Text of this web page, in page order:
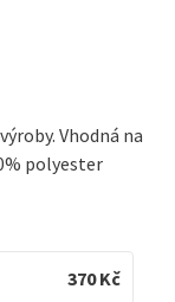
Vhodná na
polyester
370Kč